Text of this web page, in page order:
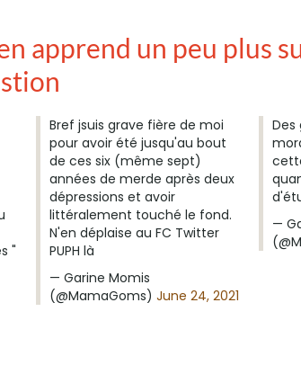
apprend un peu plus
"
Bref jsuis grave fière de moi
pour avoir été jusqu'au bout
de ces six (même sept)
années de merde après deux
dépressions et avoir
littéralement touché le fond.
N'en déplaise au FC Twitter
PUPH là
— Garine Momis
(@MamaGoms) June 24, 2021
Des
—